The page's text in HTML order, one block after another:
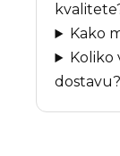
Kako
Koliko
dostavu?